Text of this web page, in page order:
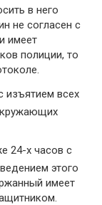
в него
не согласен с
имеет
полиции, то
изъятием всех
24-х часов с
этого
имеет